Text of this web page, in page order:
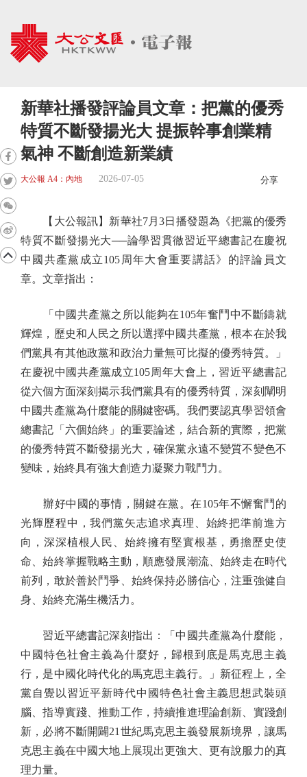
新華社播發評論員文章：把黨的優秀
特質不斷發揚光大 提振幹事創業精
氣神 不斷創造新業績
大公報 A4：內地 2026-07-05 分享
【大公報訊】新華社7月3日播發題為《把黨的優秀
特質不斷發揚光大──論學習貫徹習近平總書記在慶祝
中國共產黨成立105周年大會重要講話》的評論員文
章。文章指出：
「中國共產黨之所以能夠在105年奮鬥中不斷鑄就
輝煌，歷史和人民之所以選擇中國共產黨，根本在於我
們黨具有其他政黨和政治力量無可比擬的優秀特質。」
在慶祝中國共產黨成立105周年大會上，習近平總書記
從六個方面深刻揭示我們黨具有的優秀特質，深刻闡明
中國共產黨為什麼能的關鍵密碼。我們要認真學習領會
總書記「六個始終」的重要論述，結合新的實際，把黨
的優秀特質不斷發揚光大，確保黨永遠不變質不變色不
變味，始終具有強大創造力凝聚力戰鬥力。
辦好中國的事情，關鍵在黨。在105年不懈奮鬥的
光輝歷程中，我們黨矢志追求真理、始終把準前進方
向，深深植根人民、始終擁有堅實根基，勇擔歷史使
命、始終掌握戰略主動，順應發展潮流、始終走在時代
前列，敢於善於鬥爭、始終保持必勝信心，注重強健自
身、始終充滿生機活力。
習近平總書記深刻指出：「中國共產黨為什麼能，
中國特色社會主義為什麼好，歸根到底是馬克思主義
行，是中國化時代化的馬克思主義行。」新征程上，全
黨自覺以習近平新時代中國特色社會主義思想武裝頭
腦、指導實踐、推動工作，持續推進理論創新、實踐創
新，必將不斷開闢21世紀馬克思主義發展新境界，讓馬
克思主義在中國大地上展現出更強大、更有說服力的真
理力量。